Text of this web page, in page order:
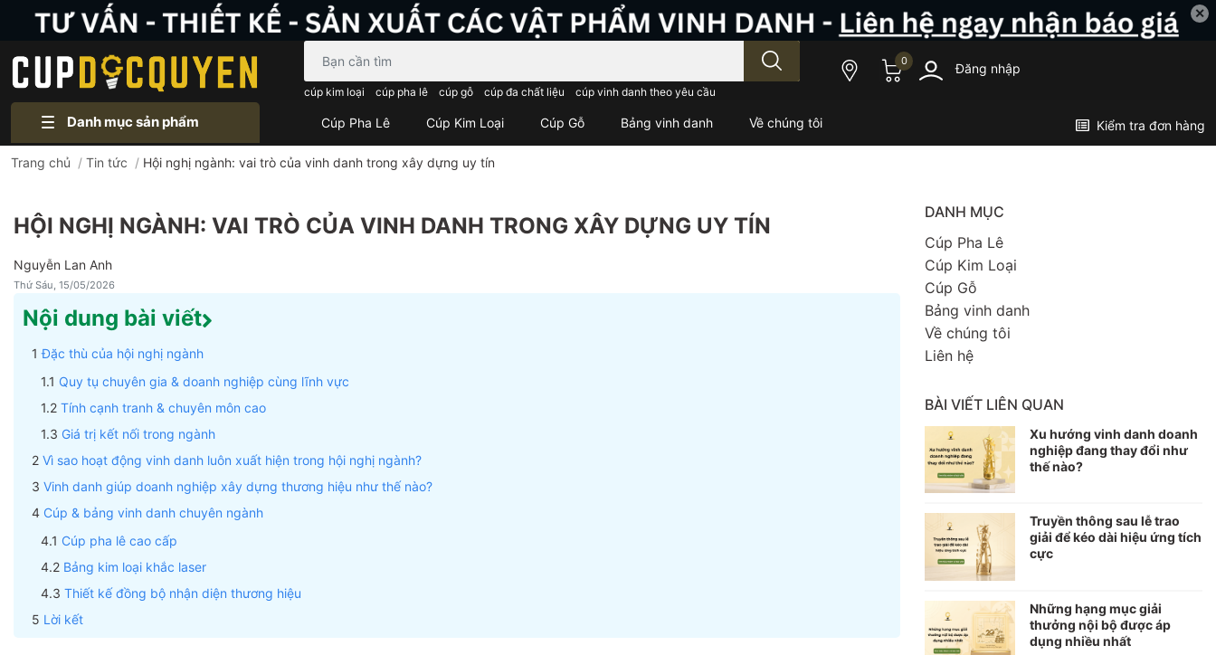
✕
cúp kim loại cúp pha lê cúp gỗ cúp đa chất liệu cúp vinh danh theo yêu cầu
0 Đăng nhập
Danh mục sản phẩm Cúp Pha Lê Cúp Kim Loại Cúp Gỗ Bảng vinh danh Về chúng tôi Kiểm tra đơn hàng
Trang chủ / Tin tức / Hội nghị ngành: vai trò của vinh danh trong xây dựng uy tín
HỘI NGHỊ NGÀNH: VAI TRÒ CỦA VINH DANH TRONG XÂY DỰNG UY TÍN
Nguyễn Lan Anh
Thứ Sáu, 15/05/2026
Nội dung bài viết
Đặc thù của hội nghị ngành
Quy tụ chuyên gia & doanh nghiệp cùng lĩnh vực
Tính cạnh tranh & chuyên môn cao
Giá trị kết nối trong ngành
Vì sao hoạt động vinh danh luôn xuất hiện trong hội nghị ngành?
Vinh danh giúp doanh nghiệp xây dựng thương hiệu như thế nào?
Cúp & bảng vinh danh chuyên ngành
Cúp pha lê cao cấp
Bảng kim loại khắc laser
Thiết kế đồng bộ nhận diện thương hiệu
Lời kết
DANH MỤC
Cúp Pha Lê
Cúp Kim Loại
Cúp Gỗ
Bảng vinh danh
Về chúng tôi
Liên hệ
BÀI VIẾT LIÊN QUAN
Xu hướng vinh danh doanh
nghiệp đang thay đổi như
thế nào?
Truyền thông sau lễ trao
giải để kéo dài hiệu ứng tích
cực
Những hạng mục giải
thưởng nội bộ được áp
dụng nhiều nhất